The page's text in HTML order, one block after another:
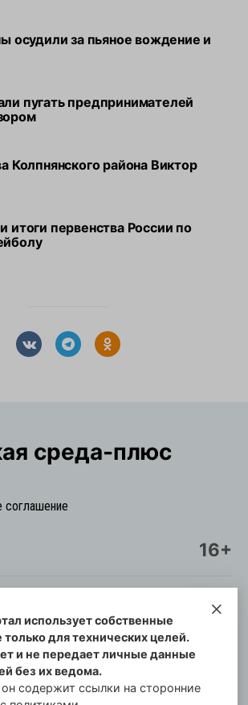
осудили за пьяное вождение и
пугать предпринимателей
Колпнянского района Виктор
итоги первенства России по
cреда-плюс
соглашение
16+
городской портал
плюс, 2021-2026
о регистрации СМИ: ПИ №57-
2013 г.
Управлением
использует собственные
для технических целей.
и не передает личные данные
без их ведома.
содержит ссылки на сторонние